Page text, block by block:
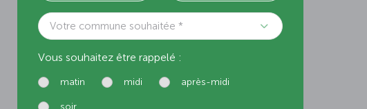
Votre commune souhaitée *
Vous souhaitez être rappelé :
matin midi après-midi